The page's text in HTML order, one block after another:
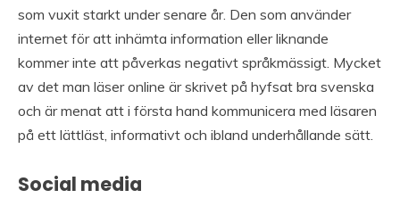
som vuxit starkt under senare år. Den som använder
internet för att inhämta information eller liknande
kommer inte att påverkas negativt språkmässigt. Mycket
av det man läser online är skrivet på hyfsat bra svenska
och är menat att i första hand kommunicera med läsaren
på ett lättläst, informativt och ibland underhållande sätt.
Social media